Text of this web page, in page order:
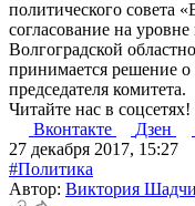
политического совета
согласование на
Волгоградской
принимается решение
председателя комитета.
Читайте нас в соцсетях!
Вконтакте
Дзен
27 декабря 2017, 15:27
#Политика
Автор: Виктория